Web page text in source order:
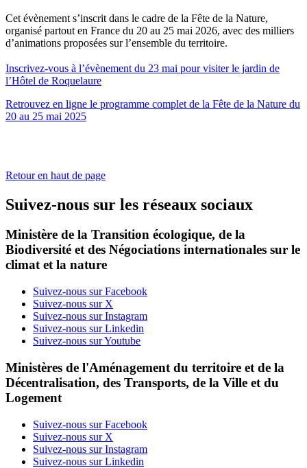
Cet évènement s’inscrit dans le cadre de la Fête de la Nature,
organisé partout en France du 20 au 25 mai 2026, avec des milliers
d’animations proposées sur l’ensemble du territoire.
Inscrivez-vous à l’évènement du 23 mai pour visiter le jardin de
l’Hôtel de Roquelaure
Retrouvez en ligne le programme complet de la Fête de la Nature du
20 au 25 mai 2025
Retour en haut de page
Suivez-nous sur les réseaux sociaux
Ministère de la Transition écologique, de la
Biodiversité et des Négociations internationales sur le
climat et la nature
Suivez-nous sur Facebook
Suivez-nous sur X
Suivez-nous sur Instagram
Suivez-nous sur Linkedin
Suivez-nous sur Youtube
Ministères de l'Aménagement du territoire et de la
Décentralisation, des Transports, de la Ville et du
Logement
Suivez-nous sur Facebook
Suivez-nous sur X
Suivez-nous sur Instagram
Suivez-nous sur Linkedin